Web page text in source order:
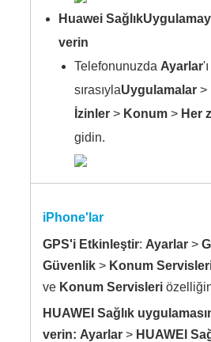
Huawei Sağlık
verin
Telefonunuzda Ayarlar
sırasıylaUygulamalar >
İzinler > Konum > Her
gidin.
iPhone'lar
GPS'i Etkinleştir: Ayarlar >
Güvenlik > Konum
ve Konum Servisleri
HUAWEI Sağlık
verin: Ayarlar > HUAWEI